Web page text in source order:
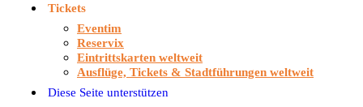
Tickets
Eventim
Reservix
Eintrittskarten weltweit
Ausflüge, Tickets & Stadtführungen weltweit
Diese Seite unterstützen